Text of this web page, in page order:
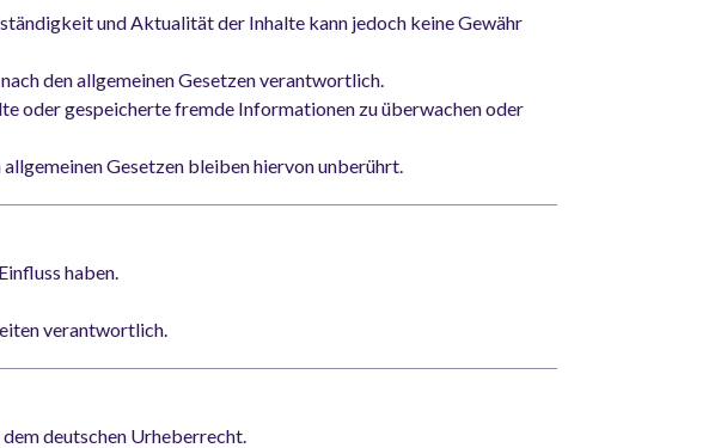
und Aktualität der Inhalte kann jedoch keine Gewähr
den allgemeinen Gesetzen verantwortlich.
oder gespeicherte fremde Informationen zu überwachen oder
Gesetzen bleiben hiervon unberührt.
haben.
verantwortlich.
deutschen Urheberrecht.